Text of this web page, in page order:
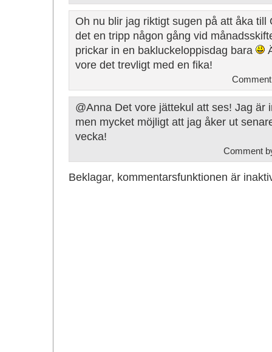
Oh nu blir jag riktigt sugen på att åka till
det en tripp någon gång vid
prickar in en bakluckeloppisdag bara
vore det trevligt med en fika!
@Anna Det vore jättekul att ses! Jag är
men mycket möjligt att jag åker ut
vecka!
Comment
Beklagar, kommentarsfunktionen är